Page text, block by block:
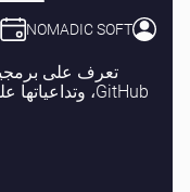
NOMADIC SOFT
GitHub، وتداعياتها على المطورين، وكيفية حماية مشاريعك.